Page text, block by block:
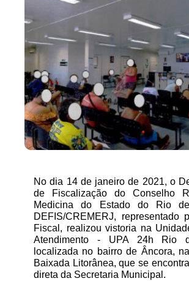
No dia 14 de janeiro de 2021, o
de Fiscalização do Conselho
Medicina do Estado do Rio
DEFIS/CREMERJ, representado
Fiscal, realizou vistoria na
Atendimento - UPA 24h Rio
localizada no bairro de Âncora,
Baixada Litorânea, que se
direta da Secretaria Municipal.